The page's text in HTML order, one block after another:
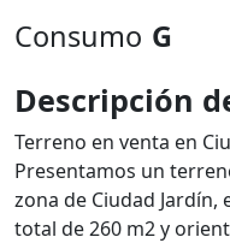
Consumo G
Descripción
Terreno en venta en
Presentamos un
zona de Ciudad Jardín,
total de 260 m2 y